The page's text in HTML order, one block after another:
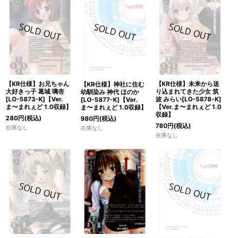
【KR仕様】お兄ちゃん
大好きっ子 葛城 璃杏
[LO-5873-K]【Ver.
ま〜まれぇど 1.0収録】
280円(税込)
在庫なし
【KR仕様】神社に住む
幼馴染み 神代 ほのか
[LO-5877-K]【Ver.
ま〜まれぇど 1.0収録】
980円(税込)
在庫なし
【KR仕様】未来から送
り込まれてきた少女 筑
波 みらい[LO-5878-K]
【Ver.ま〜まれぇど 1.0
収録】
780円(税込)
在庫なし